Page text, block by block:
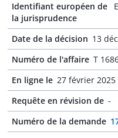
Identifiant européen de
la jurisprudence
Date de la décision 13
Numéro de l'affaire T
En ligne le 27 février 2025
Requête en révision de -
Numéro de la demande